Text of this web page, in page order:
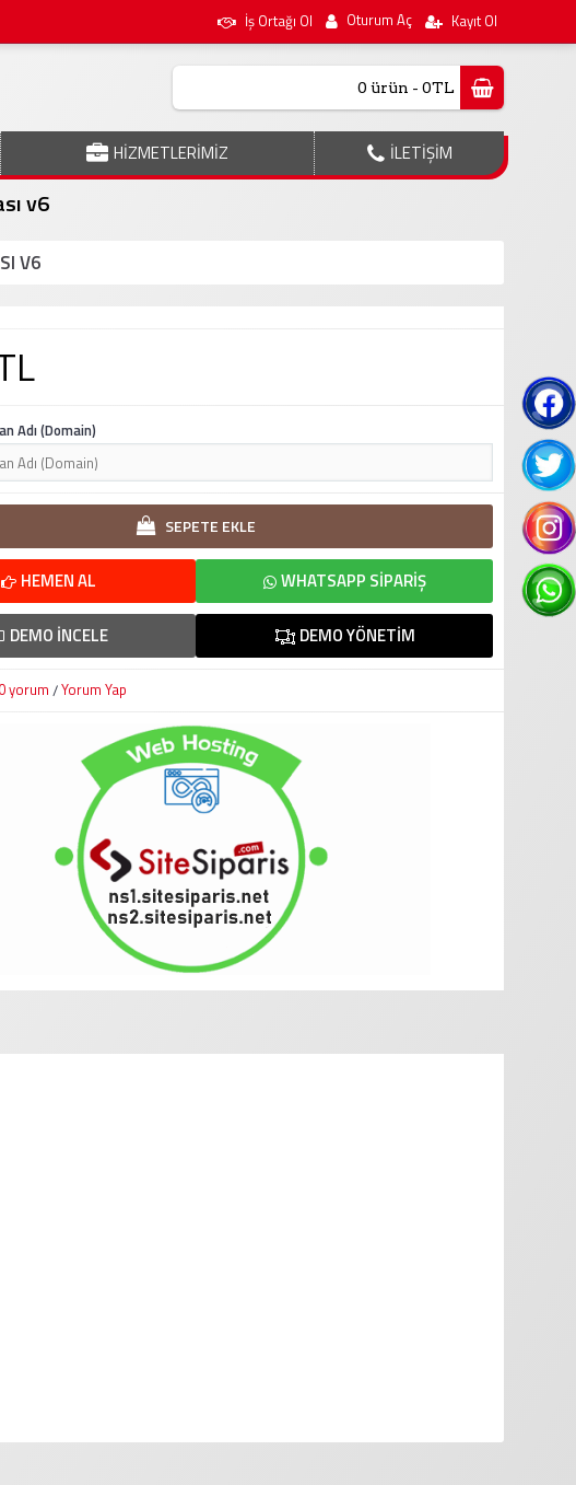
İş Ortağı Ol Oturum Aç Kayıt Ol
0 ürün - 0TL
HİZMETLERİMİZ İLETİŞİM
v6
V6
Adı (Domain)
SEPETE EKLE
HEMEN AL WHATSAPP SIPARIŞ
DEMO İNCELE DEMO YÖNETIM
0 yorum /Yorum Yap